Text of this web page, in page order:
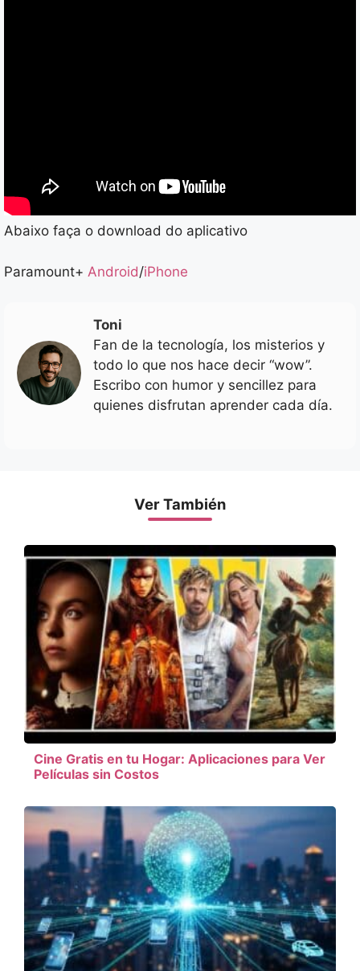
Abaixo faça o download do aplicativo
Paramount+ Android/iPhone
Toni
Fan de la tecnología, los misterios y
todo lo que nos hace decir “wow”.
Escribo con humor y sencillez para
quienes disfrutan aprender cada día.
Ver También
Cine Gratis en tu Hogar: Aplicaciones para Ver
Películas sin Costos